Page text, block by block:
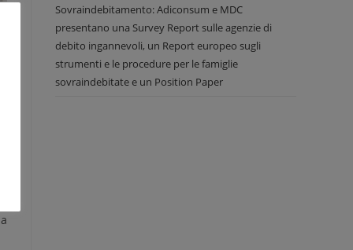
Sovraindebitamento: Adiconsum e MDC
presentano una Survey Report sulle agenzie di
debito ingannevoli, un Report europeo sugli
strumenti e le procedure per le famiglie
sovraindebitate e un Position Paper